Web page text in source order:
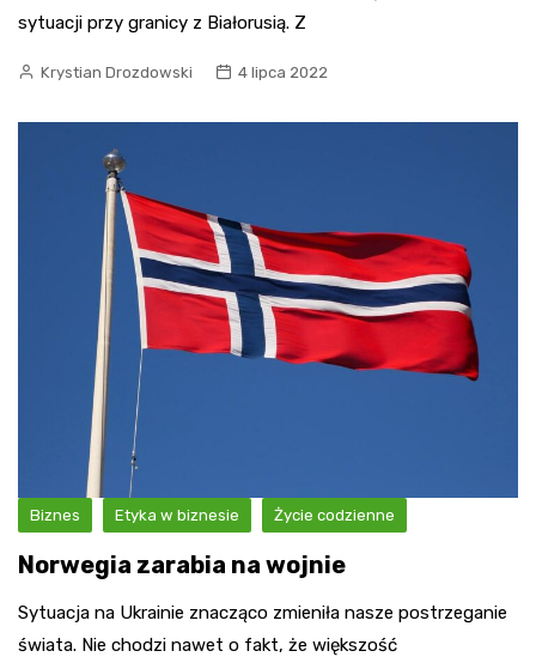
sytuacji przy granicy z Białorusią. Z
Krystian Drozdowski 4 lipca 2022
Biznes Etyka w biznesie Życie codzienne
Norwegia zarabia na wojnie
Sytuacja na Ukrainie znacząco zmieniła nasze postrzeganie
świata. Nie chodzi nawet o fakt, że większość